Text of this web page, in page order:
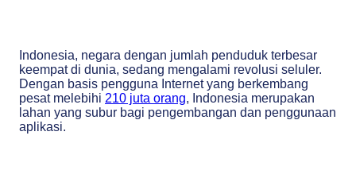
Indonesia, negara dengan jumlah penduduk terbesar
keempat di dunia, sedang mengalami revolusi seluler.
Dengan basis pengguna Internet yang berkembang
pesat melebihi 210 juta orang, Indonesia merupakan
lahan yang subur bagi pengembangan dan penggunaan
aplikasi.